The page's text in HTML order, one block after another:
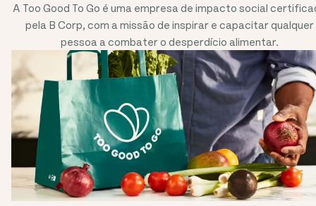
A Too Good To Go é uma empresa de impacto social
pela B Corp, com a missão de inspirar e capacitar qualquer
pessoa a combater o desperdício alimentar.